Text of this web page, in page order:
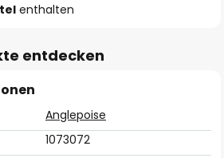
enthalten
entdecken
Anglepoise
1073072